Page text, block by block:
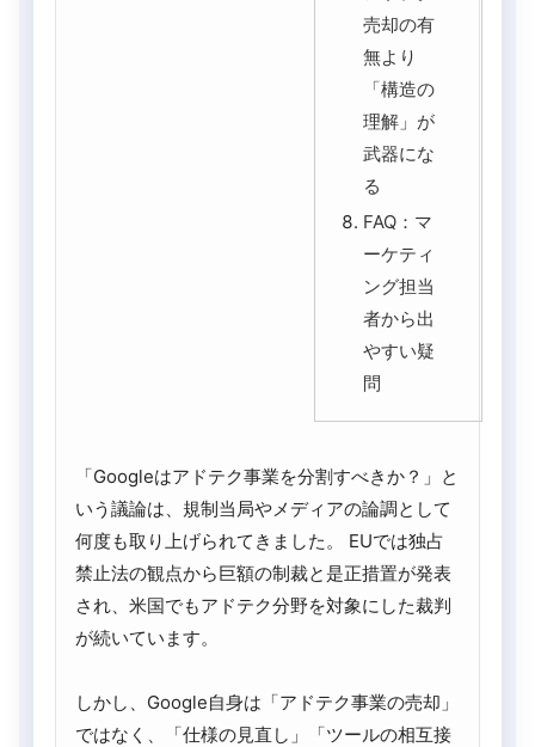
売却の有
無より
「構造の
理解」が
武器にな
る
FAQ：マ
ーケティ
ング担当
者から出
やすい疑
問
「Googleはアドテク事業を分割すべきか？」と
いう議論は、規制当局やメディアの論調として
何度も取り上げられてきました。 EUでは独占
禁止法の観点から巨額の制裁と是正措置が発表
され、米国でもアドテク分野を対象にした裁判
が続いています。
しかし、Google自身は「アドテク事業の売却」
ではなく、「仕様の見直し」「ツールの相互接